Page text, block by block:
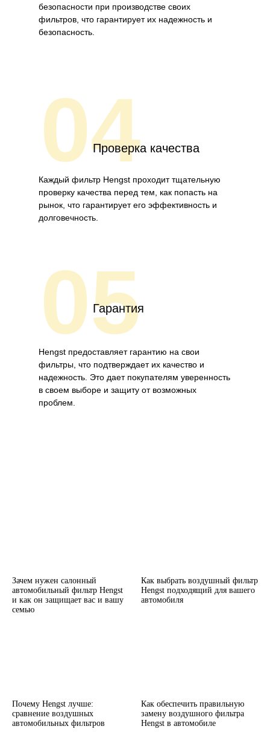
безопасности при производстве своих
фильтров, что гарантирует их надежность и
безопасность.
04Проверка качества
Каждый фильтр Hengst проходит тщательную
проверку качества перед тем, как попасть на
рынок, что гарантирует его эффективность и
долговечность.
05
Гарантия
Hengst предоставляет гарантию на свои
фильтры, что подтверждает их качество и
надежность. Это дает покупателям уверенность
в своем выборе и защиту от возможных
проблем.
Зачем нужен салонный
автомобильный фильтр Hengst
и как он защищает вас и вашу
семью
Как выбрать воздушный фильтр
Hengst подходящий для вашего
автомобиля
Почему Hengst лучше:
сравнение воздушных
автомобильных фильтров
Как обеспечить правильную
замену воздушного фильтра
Hengst в автомобиле